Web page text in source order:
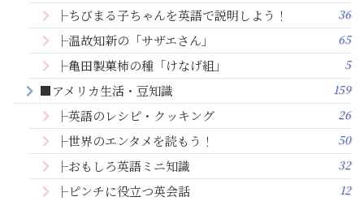
├ちびまる子ちゃんを英語で説明しよう！ 36
├温故知新の「サザエさん」 65
├亀田製菓柿の種「けなげ組」 5
■アメリカ生活・豆知識 159
├英語のレシピ・クッキング 26
├世界のエンタメを読もう！ 50
├おもしろ英語ミニ知識 32
├ピンチに役立つ英会話 12